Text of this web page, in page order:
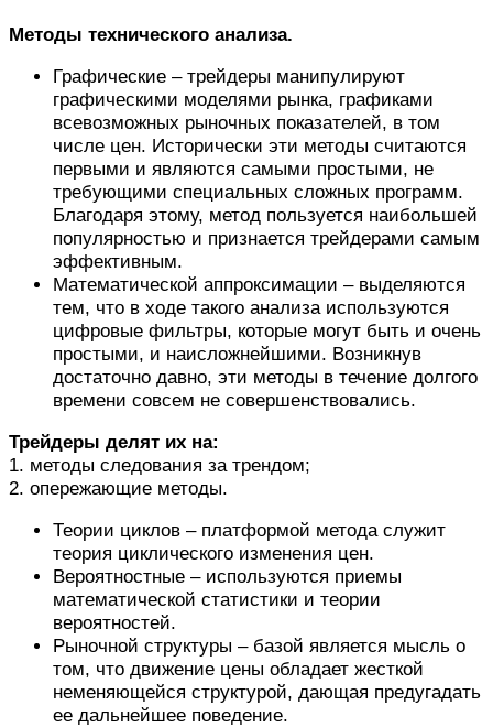
Методы технического анализа.
Графические – трейдеры манипулируют
графическими моделями рынка, графиками
всевозможных рыночных показателей, в том
числе цен. Исторически эти методы считаются
первыми и являются самыми простыми, не
требующими специальных сложных программ.
Благодаря этому, метод пользуется наибольшей
популярностью и признается трейдерами самым
эффективным.
Математической аппроксимации – выделяются
тем, что в ходе такого анализа используются
цифровые фильтры, которые могут быть и очень
простыми, и наисложнейшими. Возникнув
достаточно давно, эти методы в течение долгого
времени совсем не совершенствовались.
Трейдеры делят их на:
1. методы следования за трендом;
2. опережающие методы.
Теории циклов – платформой метода служит
теория циклического изменения цен.
Вероятностные – используются приемы
математической статистики и теории
вероятностей.
Рыночной структуры – базой является мысль о
том, что движение цены обладает жесткой
неменяющейся структурой, дающая предугадать
ее дальнейшее поведение.